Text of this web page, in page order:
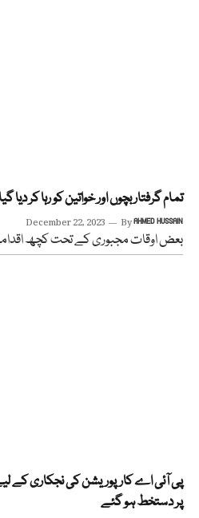
تمام گرفتار بچوں اور خواتین کو رہا کر دیا
December 22, 2023 ByAHMED HUSSAIN
بعض اوقات مجبوری کے تحت کچھ
پی آئی اے کارپوریشن کی نجکاری کے
پر دستخط ہو گئے